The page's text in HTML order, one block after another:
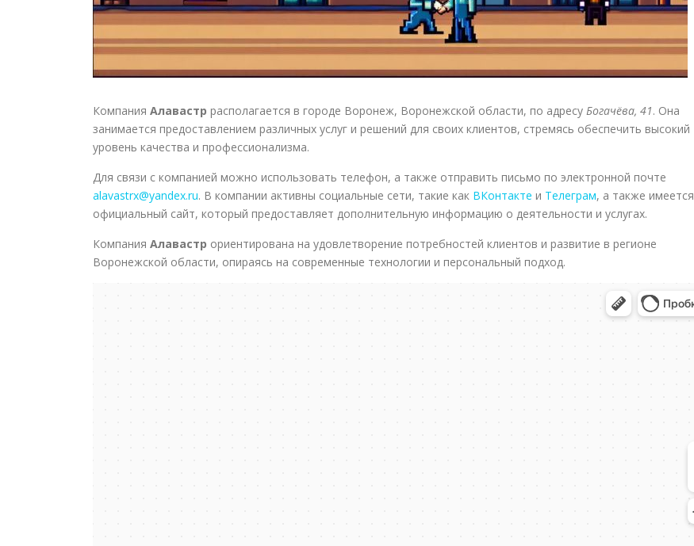
Компания Алавастр располагается в городе Воронеж, Воронежской области, по адресу Богачёва, 41. Она
занимается предоставлением различных услуг и решений для своих клиентов, стремясь обеспечить высокий
уровень качества и профессионализма.
Для связи с компанией можно использовать телефон, а также отправить письмо по электронной почте
alavastrx@yandex.ru. В компании активны социальные сети, такие как ВКонтакте и Телеграм, а также имеется
официальный сайт, который предоставляет дополнительную информацию о деятельности и услугах.
Компания Алавастр ориентирована на удовлетворение потребностей клиентов и развитие в регионе
Воронежской области, опираясь на современные технологии и персональный подход.